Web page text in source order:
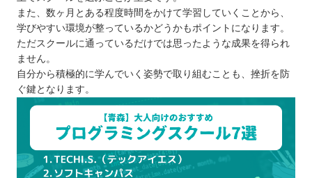
また、数ヶ月とある程度時間をかけて学習していくことから、
学びやすい環境が整っているかどうかもポイントになります。
ただスクールに通っているだけでは思ったような成果を得られ
ません。
自分から積極的に学んでいく姿勢で取り組むことも、挫折を防
ぐ鍵となります。